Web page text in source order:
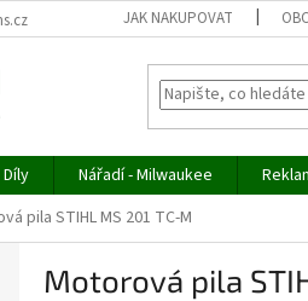
JAK NAKUPOVAT
Díly Nářadí - Milwaukee
pila STIHL MS 201 TC-M
Motorová pila